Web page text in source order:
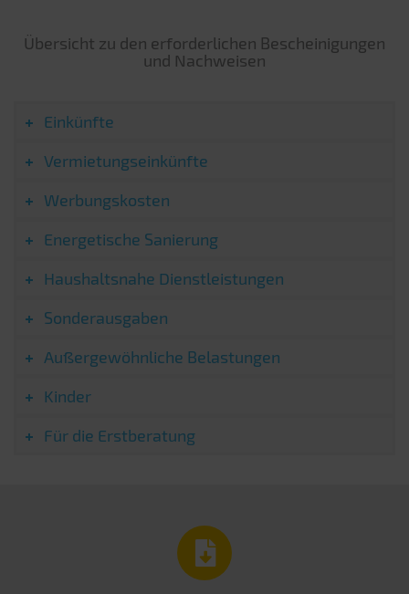
Übersicht zu den erforderlichen Bescheinigungen
und Nachweisen
Einkünfte
Vermietungseinkünfte
Werbungskosten
Energetische Sanierung
Haushaltsnahe Dienstleistungen
Sonderausgaben
Außergewöhnliche Belastungen
Kinder
Für die Erstberatung